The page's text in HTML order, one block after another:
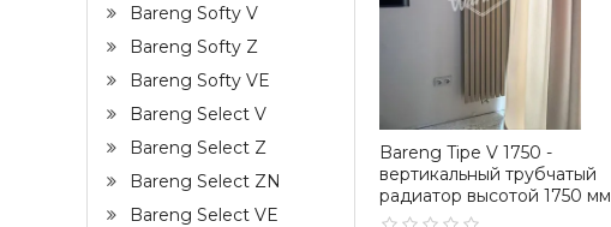
Bareng Tipe V 1750 -
вертикальный трубчатый
радиатор высотой 1750 мм
Bareng Softy V
Bareng Softy Z
Bareng Softy VE
Bareng Select V
Bareng Select Z
Bareng Select ZN
Bareng Select VE